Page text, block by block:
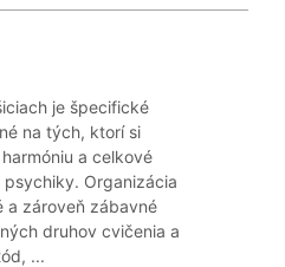
je špecifické
na tých, ktorí si
a celkové
psychiky. Organizácia
a zároveň zábavné
druhov cvičenia a
...